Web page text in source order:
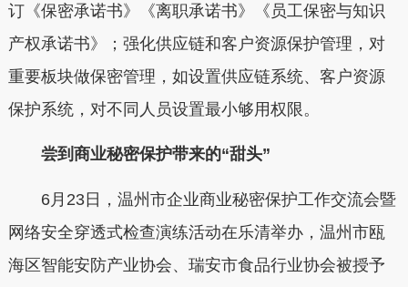
订《保密承诺书》《离职承诺书》《员工保密与知识
产权承诺书》；强化供应链和客户资源保护管理，对
重要板块做保密管理，如设置供应链系统、客户资源
保护系统，对不同人员设置最小够用权限。
尝到商业秘密保护带来的“甜头”
6月23日，温州市企业商业秘密保护工作交流会暨
网络安全穿透式检查演练活动在乐清举办，温州市瓯
海区智能安防产业协会、瑞安市食品行业协会被授予